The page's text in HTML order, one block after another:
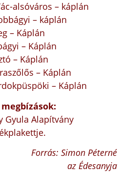
alsóváros – káplán
– káplán
– Káplán
– Káplán
– Káplán
– Káplán
– Káplán
Gyula Alapítvány
Forrás: Simon Péterné
az Édesanyja